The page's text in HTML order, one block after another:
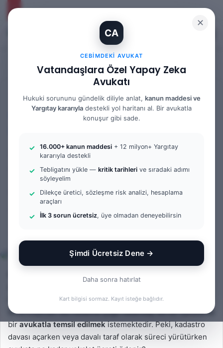
✕
CA
CEBIMDEKI AVUKAT
Vatandaşlara Özel Yapay Zeka
Avukatı
Hukuki sorununu gündelik diliyle anlat, kanun maddesi ve
Yargıtay kararıyla destekli yol haritanı al. Bir avukatla
konuşur gibi sade.
16.000+ kanun maddesi + 12 milyon+ Yargıtay
kararıyla destekli
Tebligatını yükle — kritik tarihleri ve sıradaki adımı
söyleyelim
Dilekçe üretici, sözleşme risk analizi, hesaplama
araçları
İlk 3 sorun ücretsiz, üye olmadan deneyebilirsin
Şimdi Ücretsiz Dene →
Daha sonra hatırlat
Kart bilgisi sormaz. Kayıt isteğe bağlıdır.
Kadastro Mahkemesi
Kadastro Davasında
Vekalet Ücreti Ne Kadar
Olur? | 2025 Güncel Rehber
ve Açıklamalar
Kadastro davaları; mülkiyet hakkı, zilyetlik, tapu tescili ve
ilgilendiren, teknik bilgilerin yoğun şekilde yer aldığı dava
türlerindendir. Bu nedenle çoğu vatandaş, bu tür davalarda
biravukatla temsil edilmekistemektedir. Peki, kadastro
davası açarken veya davalı taraf olarak süreci yürütürken